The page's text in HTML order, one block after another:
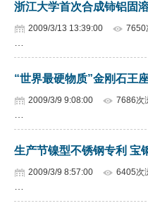
科技
党建工作
企业文化
《资源再生》杂志
行情报价
浙江大学首次合成铈铝固
2009/3/13 13:39:00 7650
“世界最硬物质”金刚石王
2009/3/9 9:08:00 7686次
生产节镍型不锈钢专利 宝
2009/3/9 8:57:00 6405次